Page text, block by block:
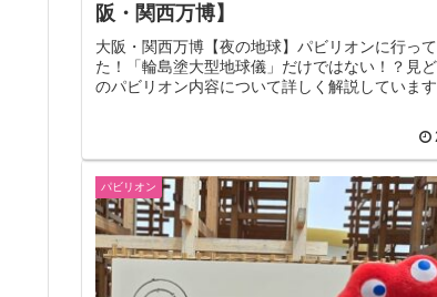
阪・関西万博】
大阪・関西万博【夜の地球】パビリオンに行っ
た！「輪島塗大型地球儀」だけではない！？見
のパビリオン内容について詳しく解説しています
パビリオン